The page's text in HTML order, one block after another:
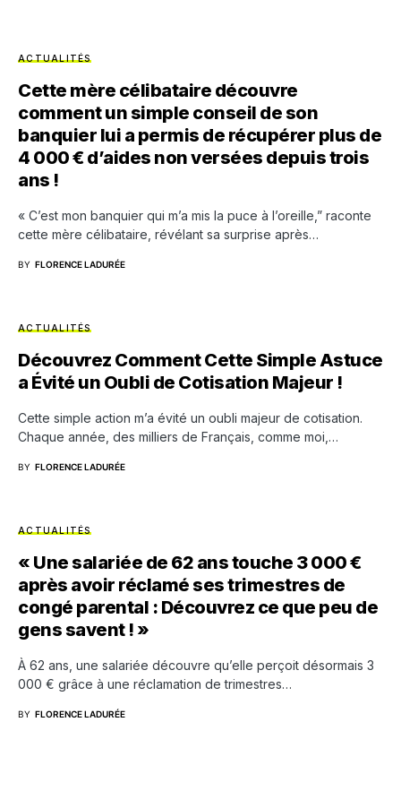
ACTUALITÉS
Cette mère célibataire découvre
comment un simple conseil de son
banquier lui a permis de récupérer plus de
4 000 € d’aides non versées depuis trois
ans !
« C’est mon banquier qui m’a mis la puce à l’oreille,” raconte
cette mère célibataire, révélant sa surprise après…
BY FLORENCE LADURÉE
ACTUALITÉS
Découvrez Comment Cette Simple Astuce
a Évité un Oubli de Cotisation Majeur !
Cette simple action m’a évité un oubli majeur de cotisation.
Chaque année, des milliers de Français, comme moi,…
BY FLORENCE LADURÉE
ACTUALITÉS
« Une salariée de 62 ans touche 3 000 €
après avoir réclamé ses trimestres de
congé parental : Découvrez ce que peu de
gens savent ! »
À 62 ans, une salariée découvre qu’elle perçoit désormais 3
000 € grâce à une réclamation de trimestres…
BY FLORENCE LADURÉE